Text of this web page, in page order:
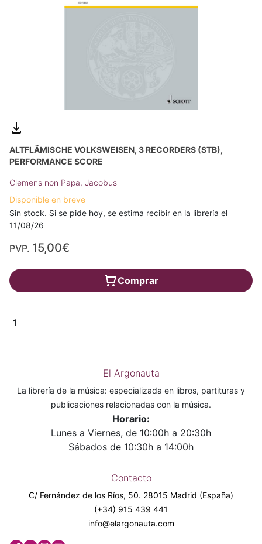
ALTFLÄMISCHE VOLKSWEISEN, 3 RECORDERS (STB),
PERFORMANCE SCORE
Clemens non Papa, Jacobus
Disponible en breve
Sin stock. Si se pide hoy, se estima recibir en la librería el
11/08/26
PVP. 15,00€
Comprar
1
El Argonauta
La librería de la música: especializada en libros, partituras y
publicaciones relacionadas con la música.
Horario:
Lunes a Viernes, de 10:00h a 20:30h
Sábados de 10:30h a 14:00h
Contacto
C/ Fernández de los Ríos, 50. 28015 Madrid (España)
(+34) 915 439 441
info@elargonauta.com